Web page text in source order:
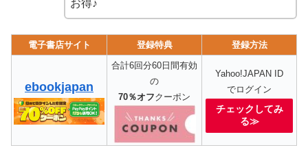
お得♪
電子書店サイト 登録特典 登録方法
ebookjapan
合計6回分60日間有効
の
70％オフクーポン
Yahoo!JAPAN ID
でログイン
チェックしてみ
る≫